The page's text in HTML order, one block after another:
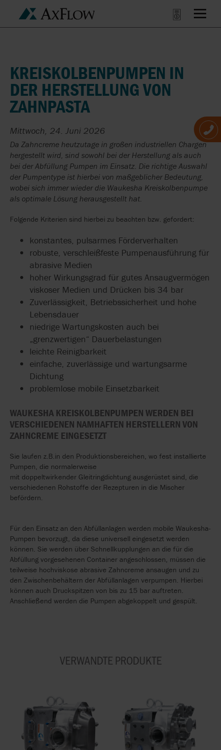
KREISKOLBENPUMPEN IN
DER HERSTELLUNG VON
ZAHNPASTA
Mittwoch, 24. Juni 2026
Da Zahncreme heutzutage in großen industriellen Chargen
hergestellt wird, sind sowohl bei der Herstellung als auch
bei der Abfüllung Pumpen im Einsatz. Die richtige Auswahl
der Pumpentype ist hierbei von maßgeblicher Bedeutung,
wobei sich immer wieder die Waukesha Kreiskolbenpumpe
als optimale Lösung herausgestellt hat.
Folgende Kriterien sind hierbei zu beachten bzw. gefordert:
konstantes, pulsarmes Förderverhalten
robuste, verschleißfeste Pumpenausführung für
abrasive Medien
hoher Wirkungsgrad für gutes Ansaugvermögen
viskoser Medien und Drücken bis 34 bar
Zuverlässigkeit, Betriebssicherheit und hohe
Lebensdauer
niedrige Wartungskosten auch bei
„grenzwertigen“ Dauerbelastungen
leichte Reinigbarkeit
einfache, zuverlässige und wartungsarme
Dichtung
problemlose mobile Einsetzbarkeit
WAUKESHA KREISKOLBENPUMPEN WERDEN BEI
VERSCHIEDENEN NAMHAFTEN HERSTELLERN VON
ZAHNCREME EINGESETZT
Sie laufen z.B.in den Produktionsbereichen, wo fest installierte
Pumpen, die normalerweise
mit doppeltwirkender Gleitringdichtung ausgerüstet sind, die
verschiedenen Rohstoffe der Rezepturen in die Mischer
befördern.
Für den Einsatz an den Abfüllanlagen werden mobile Waukesha-
Pumpen bevorzugt, da diese universell eingesetzt werden
können. Sie werden über Schnellkupplungen an die für die
Abfüllung vorgesehenen Container angeschlossen, müssen die
teilweise hochviskose abrasive Zahncreme ansaugen und zu
den Zwischenbehältern der Abfüllanlagen verpumpen. Hierbei
können auch Druckspitzen von bis zu 15 bar auftreten.
Anschließend werden die Pumpen abgekoppelt und gespült.
VERWANDTE PRODUKTE